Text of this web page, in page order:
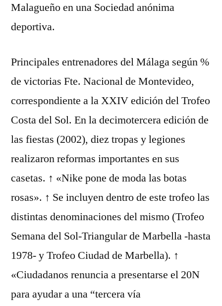
Malagueño en una Sociedad anónima
deportiva.
Principales entrenadores del Málaga según %
de victorias Fte. Nacional de Montevideo,
correspondiente a la XXIV edición del Trofeo
Costa del Sol. En la decimotercera edición de
las fiestas (2002), diez tropas y legiones
realizaron reformas importantes en sus
casetas. ↑ «Nike pone de moda las botas
rosas». ↑ Se incluyen dentro de este trofeo las
distintas denominaciones del mismo (Trofeo
Semana del Sol-Triangular de Marbella -hasta
1978- y Trofeo Ciudad de Marbella). ↑
«Ciudadanos renuncia a presentarse el 20N
para ayudar a una “tercera vía